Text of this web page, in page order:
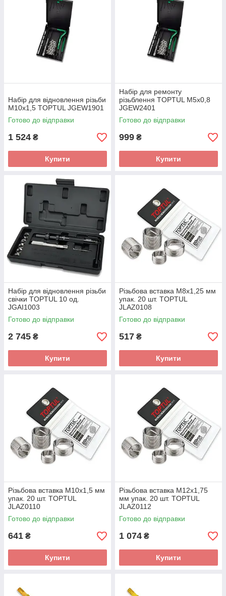
Набір для відновлення різьби
М10х1,5 TOPTUL JGEW1901
Готово до відправки
1 524 ₴
Купити
Набір для ремонту
різьблення TOPTUL М5х0,8
JGEW2401
Готово до відправки
999 ₴
Купити
Набір для відновлення різьби
свічки TOPTUL 10 од.
JGAI1003
Готово до відправки
2 745 ₴
Купити
Pізьбoвa вставка М8х1,25 мм
упак. 20 шт. TOPTUL
JLAZ0108
Готово до відправки
517 ₴
Купити
Pізьбoвa вставка М10х1,5 мм
упак. 20 шт. TOPTUL
JLAZ0110
Готово до відправки
641 ₴
Купити
Pізьбoвa вставка М12х1,75
мм упак. 20 шт. TOPTUL
JLAZ0112
Готово до відправки
1 074 ₴
Купити